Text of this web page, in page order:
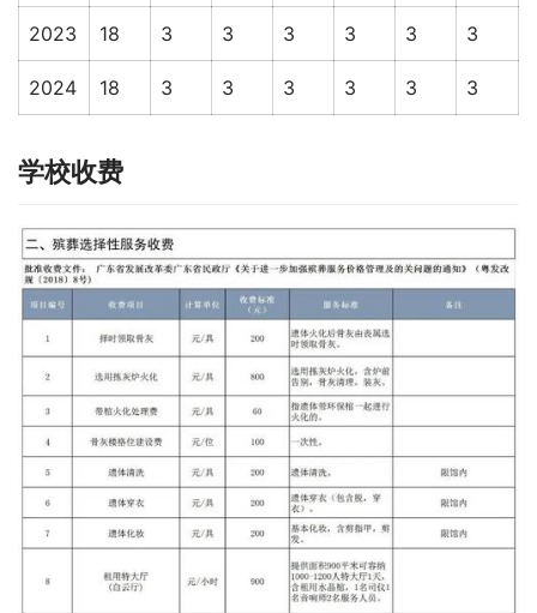
2023 18 3 3 3 3 3 3
2024 18 3 3 3 3 3 3
学校收费